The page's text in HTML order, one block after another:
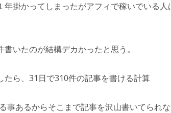
年掛かってしまったがアフィで稼いでいる
いたのが結構デカかったと思う。
たら、31日で310件の記事を書ける計算
事あるからそこまで記事を沢山書いてられな